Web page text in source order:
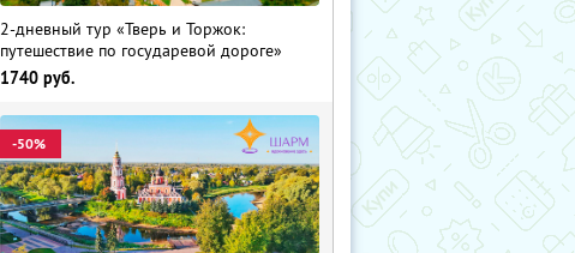
2-дневный тур «Тверь и Торжок:
путешествие по государевой дороге»
1740 руб.
-50%